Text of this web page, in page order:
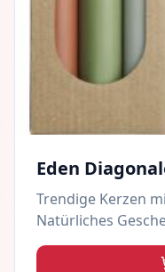
Eden
Trendige Kerzen
Natürliches